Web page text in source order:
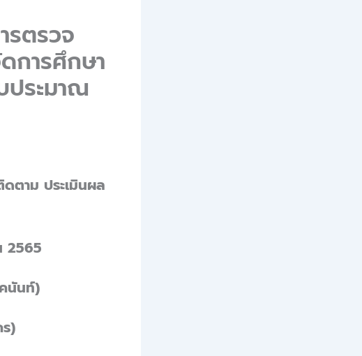
รตรวจ
การศึกษา
ประมาณ
ดตาม ประเมินผล
2565
นันท์)
)